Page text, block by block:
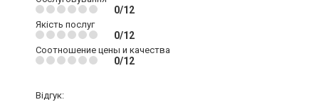
0/12
Якість послуг
0/12
Соотношение цены и качества
0/12
Відгук: